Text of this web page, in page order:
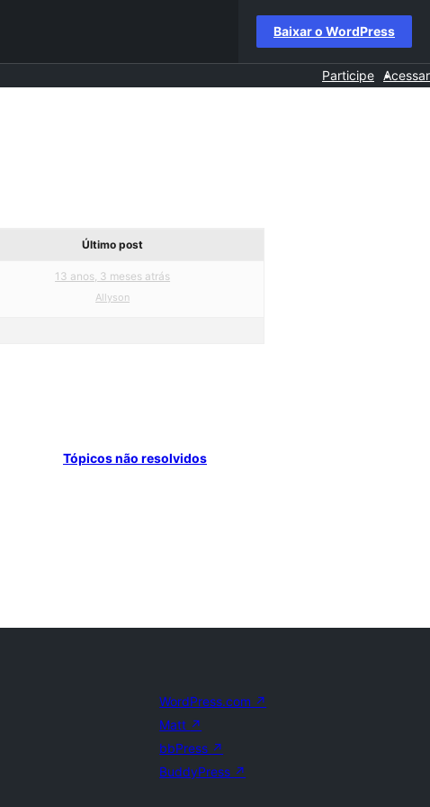
Baixar o WordPress
Participe Acessar
Último post
13 anos, 3 meses atrás
Allyson
Tópicos não resolvidos
WordPress.com ↗
Matt ↗
bbPress ↗
BuddyPress ↗